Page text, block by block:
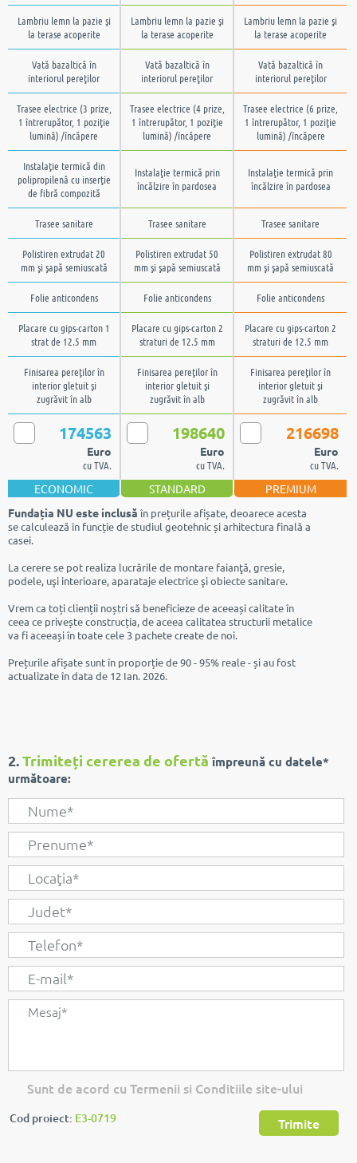
Lambriu lemn la pazie şi
la terase acoperite
Lambriu lemn la pazie şi
la terase acoperite
Lambriu lemn la pazie şi
la terase acoperite
Vată bazaltică în
interiorul pereţilor
Vată bazaltică în
interiorul pereţilor
Vată bazaltică în
interiorul pereţilor
Trasee electrice (3 prize,
1 întrerupător, 1 poziţie
lumină) /încăpere
Trasee electrice (4 prize,
1 întrerupător, 1 poziţie
lumină) /încăpere
Trasee electrice (6 prize,
1 întrerupător, 1 poziţie
lumină) /încăpere
Instalaţie termică din
polipropilenă cu inserţie
de fibră compozită
Instalaţie termică prin
încălzire în pardosea
Instalaţie termică prin
încălzire în pardosea
Trasee sanitare Trasee sanitare Trasee sanitare
Polistiren extrudat 20
mm şi şapă semiuscată
Polistiren extrudat 50
mm şi şapă semiuscată
Polistiren extrudat 80
mm şi şapă semiuscată
Folie anticondens Folie anticondens Folie anticondens
Placare cu gips-carton 1
strat de 12.5 mm
Placare cu gips-carton 2
straturi de 12.5 mm
Placare cu gips-carton 2
straturi de 12.5 mm
Finisarea pereţilor în
interior gletuit şi
zugrăvit în alb
Finisarea pereţilor în
interior gletuit şi
zugrăvit în alb
Finisarea pereţilor în
interior gletuit şi
zugrăvit în alb
174563
Euro
cu TVA.
198640
Euro
cu TVA.
216698
Euro
cu TVA.
ECONOMIC STANDARD
PREMIUM
Fundația NU este inclusă în prețurile afișate, deoarece acesta
se calculează în funcție de studiul geotehnic și arhitectura finală a
casei.
La cerere se pot realiza lucrările de montare faianţă, gresie,
podele, uşi interioare, aparataje electrice şi obiecte sanitare.
Vrem ca toți clienții noștri să beneficieze de aceeași calitate în
ceea ce privește construcția, de aceea calitatea structurii metalice
va fi aceeași în toate cele 3 pachete create de noi.
Prețurile afișate sunt în proporție de 90 - 95% reale - și au fost
actualizate în data de 12 Ian. 2026.
2.Trimiteți cererea de ofertă împreună cu datele*
următoare:
Sunt de acord cu Termenii si Conditiile site-ului
Cod proiect: E3-0719 Trimite